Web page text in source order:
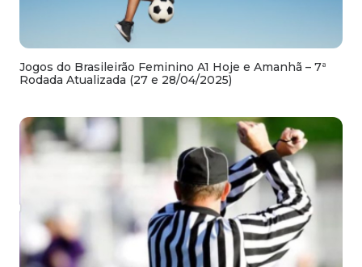
Jogos do Brasileirão Feminino A1 Hoje e Amanhã – 7ª
Rodada Atualizada (27 e 28/04/2025)